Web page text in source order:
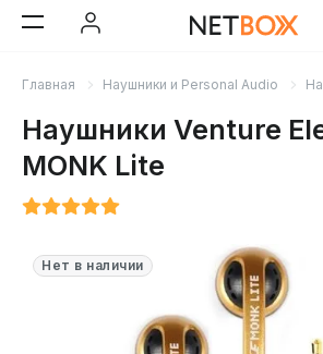
Главная Наушники и Personal Audio
Наушники Venture
MONK Lite
Нет в наличии